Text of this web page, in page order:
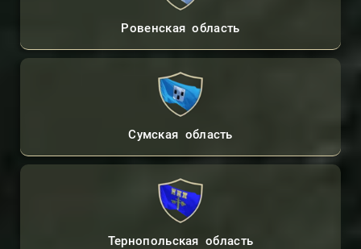
Ровенская область
Сумская область
Тернопольская область